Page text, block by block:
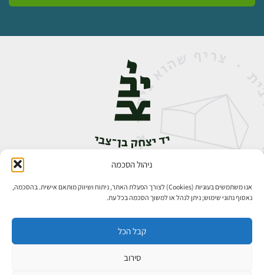
ניהול הסכמה
אנו משתמשים בעוגיות (Cookies) לצורך הפעלת האתר, ניתוח ושיווק מותאם אישית. בהסכמה,
נאסוף נתוני שימוש; ניתן לנהל או למשוך הסכמה בכל עת.
קבל הכל
סירוב
אבן גבירול 14, רחביה, ירושלים